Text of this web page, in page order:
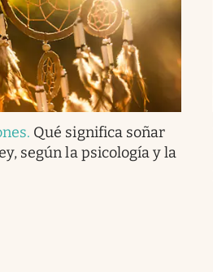
. Qué significa soñar
según la psicología y la